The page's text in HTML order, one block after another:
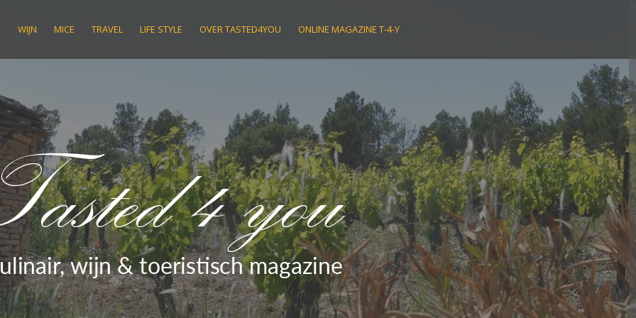
WIJN MICE TRAVEL LIFE STYLE OVER TASTED4YOU ONLINE MAGAZINE T-4-Y